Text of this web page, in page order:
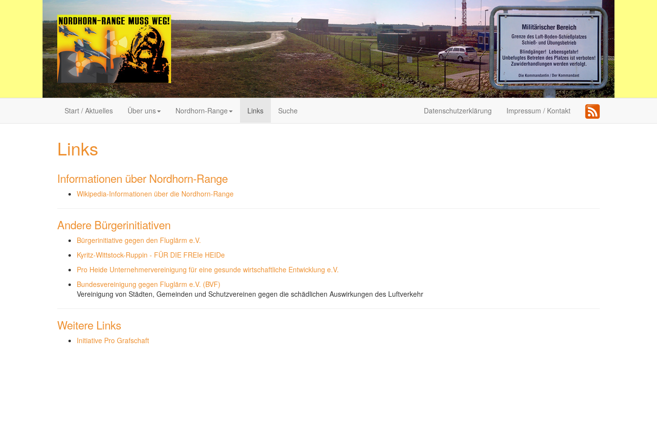
Start / Aktuelles Über uns Nordhorn-Range Links Suche Datenschutzerklärung Impressum / Kontakt
Links
Informationen über Nordhorn-Range
Wikipedia-Informationen über die Nordhorn-Range
Andere Bürgerinitiativen
Bürgerinitiative gegen den Fluglärm e.V.
Kyritz-Wittstock-Ruppin - FÜR DIE FREIe HEIDe
Pro Heide Unternehmervereinigung für eine gesunde wirtschaftliche Entwicklung e.V.
Bundesvereinigung gegen Fluglärm e.V. (BVF)
Vereinigung von Städten, Gemeinden und Schutzvereinen gegen die schädlichen Auswirkungen des Luftverkehr
Weitere Links
Initiative Pro Grafschaft